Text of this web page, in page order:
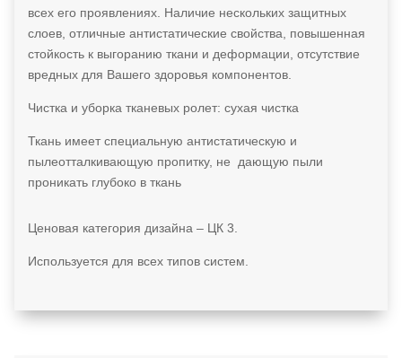
всех его проявлениях. Наличие нескольких защитных
слоев, отличные антистатические свойства, повышенная
стойкость к выгоранию ткани и деформации, отсутствие
вредных для Вашего здоровья компонентов.
Чистка и уборка тканевых ролет: сухая чистка
Ткань имеет специальную антистатическую и
пылеотталкивающую пропитку, не дающую пыли
проникать глубоко в ткань
Ценовая категория дизайна – ЦК 3.
Используется для всех типов систем.